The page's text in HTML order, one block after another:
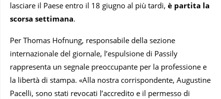
lasciare il Paese entro il 18 giugno al più tardi, è partita la
scorsa settimana.
Per Thomas Hofnung, responsabile della sezione
internazionale del giornale, l’espulsione di Passily
rappresenta un segnale preoccupante per la professione e
la libertà di stampa. «Alla nostra corrispondente, Augustine
Pacelli, sono stati revocati l’accredito e il permesso di